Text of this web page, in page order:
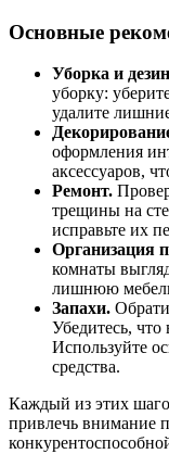
Основные
Уборка и
уборку:
удалите
оформления
аксессуаров,
Ремонт.
трещины на
исправьте их
Организация
комнаты
лишнюю
Запахи.
Убедитесь, что
Используйте
средства.
Каждый из этих
привлечь внимание